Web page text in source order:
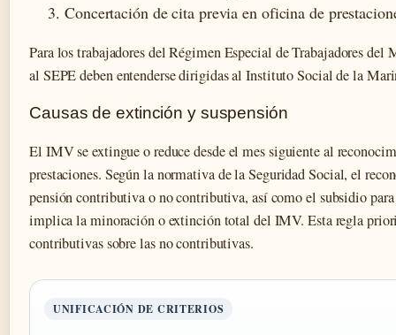
Concertación de cita previa en oficina de
Para los trabajadores del Régimen Especial de Trabajadores del
al SEPE deben entenderse dirigidas al Instituto Social de la
Causas de extinción y suspensión
El IMV se extingue o reduce desde el mes siguiente al
prestaciones. Según la normativa de la Seguridad Social, el
pensión contributiva o no contributiva, así como el subsidio para
implica la minoración o extinción total del IMV. Esta regla
contributivas sobre las no contributivas.
UNIFICACIÓN DE CRITERIOS